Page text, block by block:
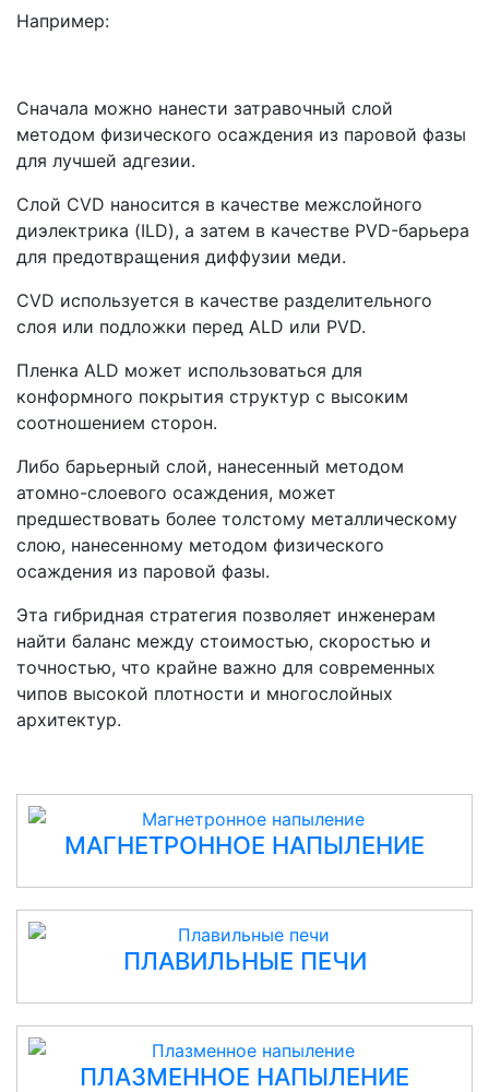
Например:
Сначала можно нанести затравочный слой
методом физического осаждения из паровой фазы
для лучшей адгезии.
Слой CVD наносится в качестве межслойного
диэлектрика (ILD), а затем в качестве PVD-барьера
для предотвращения диффузии меди.
CVD используется в качестве разделительного
слоя или подложки перед ALD или PVD.
Пленка ALD может использоваться для
конформного покрытия структур с высоким
соотношением сторон.
Либо барьерный слой, нанесенный методом
атомно-слоевого осаждения, может
предшествовать более толстому металлическому
слою, нанесенному методом физического
осаждения из паровой фазы.
Эта гибридная стратегия позволяет инженерам
найти баланс между стоимостью, скоростью и
точностью, что крайне важно для современных
чипов высокой плотности и многослойных
архитектур.
МАГНЕТРОННОЕ НАПЫЛЕНИЕ
ПЛАВИЛЬНЫЕ ПЕЧИ
ПЛАЗМЕННОЕ НАПЫЛЕНИЕ